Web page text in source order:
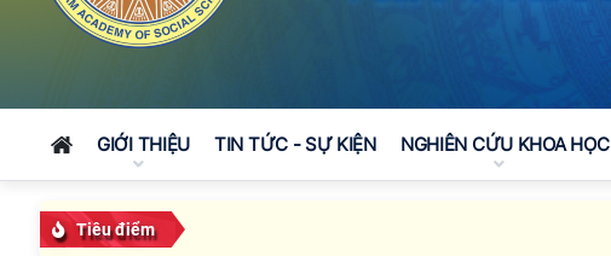
GIỚI THIỆU TIN TỨC - SỰ KIỆN NGHIÊN CỨU KHOA HỌC
Tiêu điểm